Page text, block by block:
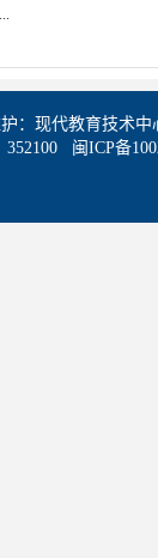
：现代教育技术中
闽ICP备